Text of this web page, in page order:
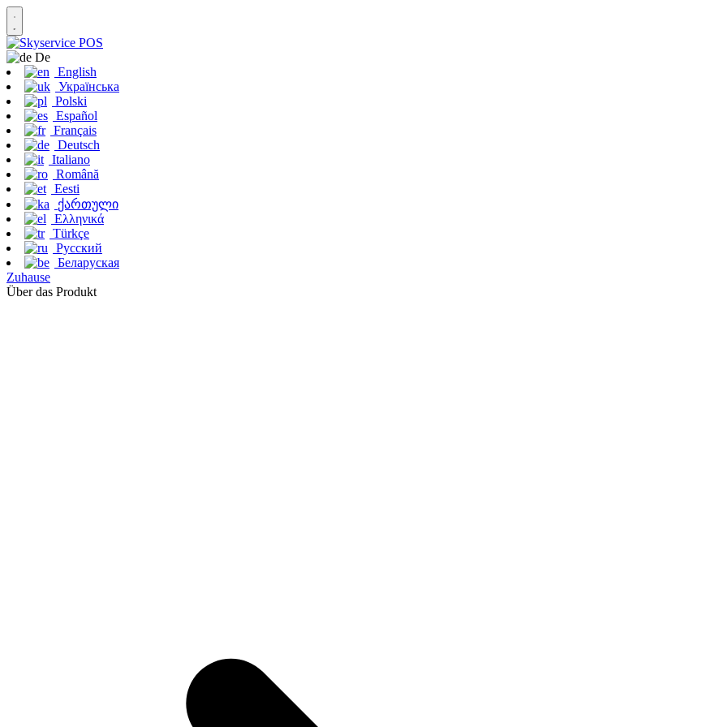
De
English
Українська
Polski
Español
Français
Deutsch
Italiano
Română
Eesti
ქართული
Ελληνικά
Türkçe
Русский
Беларуская
Zuhause
Über das Produkt